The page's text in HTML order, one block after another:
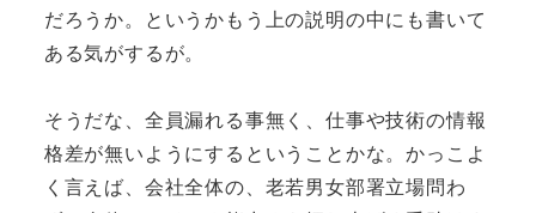
だろうか。というかもう上の説明の中にも書いて
ある気がするが。
そうだな、全員漏れる事無く、仕事や技術の情報
格差が無いようにするということかな。かっこよ
く言えば、会社全体の、老若男女部署立場問わ